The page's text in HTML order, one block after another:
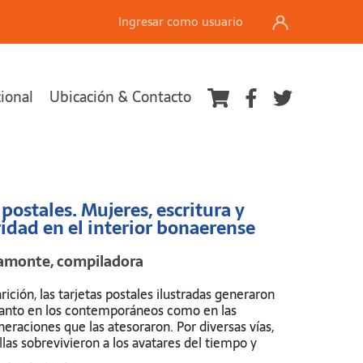
Ingresar como usuario
Ubicación & Contacto
Mujeres, escritura y
en el interior bonaerense
compiladora
las tarjetas postales ilustradas generaron
en los contemporáneos como en las
que las atesoraron. Por diversas vías,
sobrevivieron a los avatares del tiempo y